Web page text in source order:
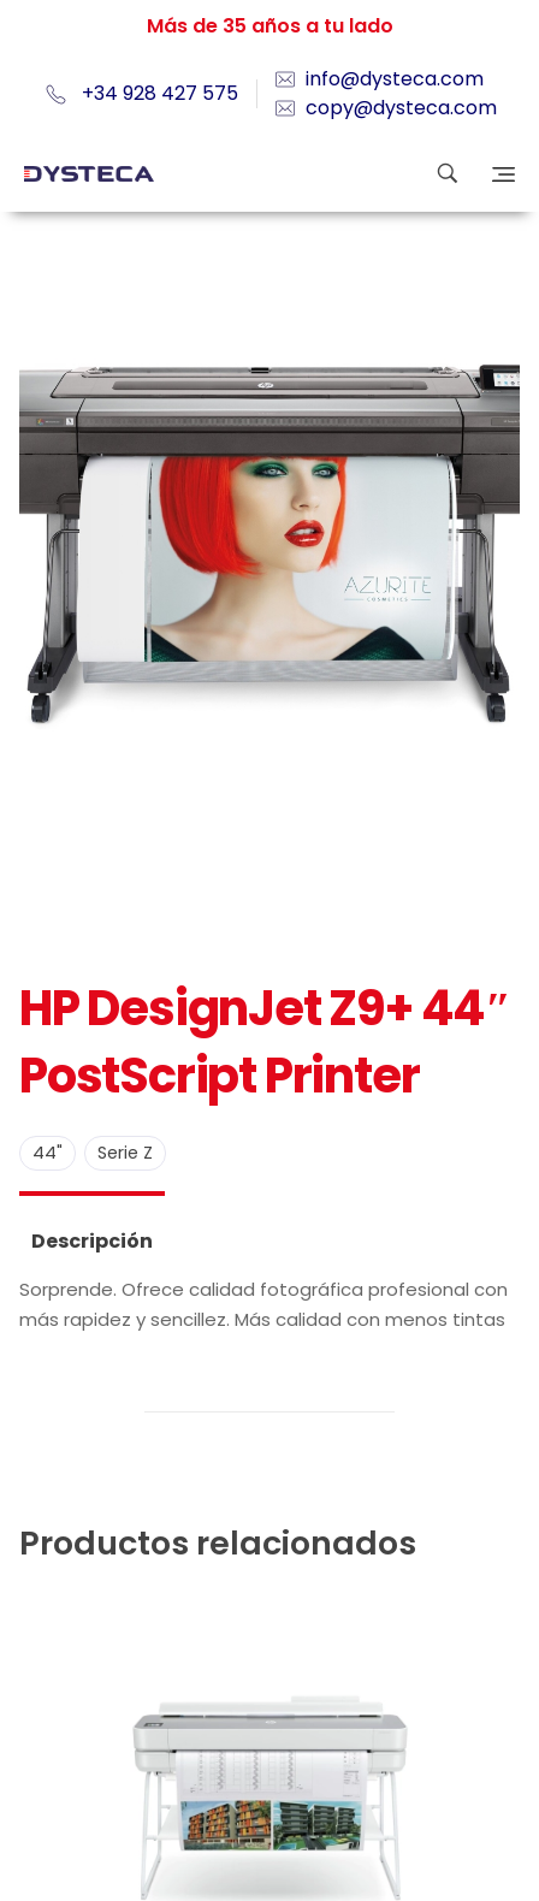
Más de 35 años a tu lado
+34 928 427 575
info@dysteca.com
copy@dysteca.com
HP DesignJet Z9+ 44″
PostScript Printer
44" Serie Z
Descripción
Sorprende. Ofrece calidad fotográfica profesional con
más rapidez y sencillez. Más calidad con menos tintas
Productos relacionados